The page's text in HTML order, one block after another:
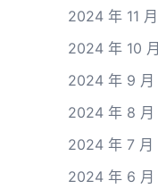
2024 年 11 月
2024 年 10 月
2024 年 9 月
2024 年 8 月
2024 年 7 月
2024 年 6 月